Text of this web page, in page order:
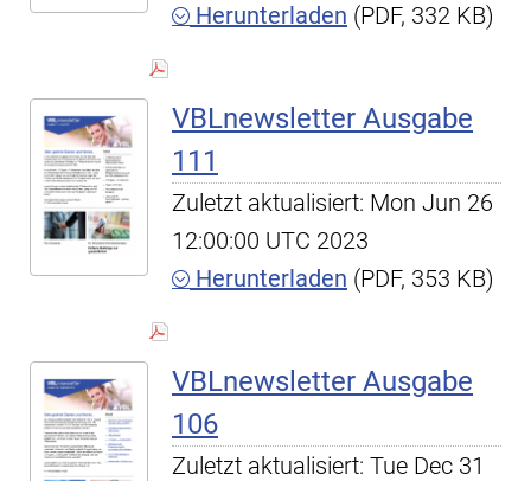
Herunterladen (PDF, 332 KB)
VBLnewsletter Ausgabe
111
Zuletzt aktualisiert: Mon Jun 26
12:00:00 UTC 2023
Herunterladen (PDF, 353 KB)
VBLnewsletter Ausgabe
106
Zuletzt aktualisiert: Tue Dec 31